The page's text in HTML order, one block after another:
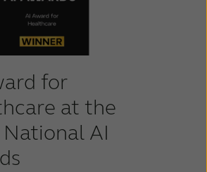
for
at the
AI